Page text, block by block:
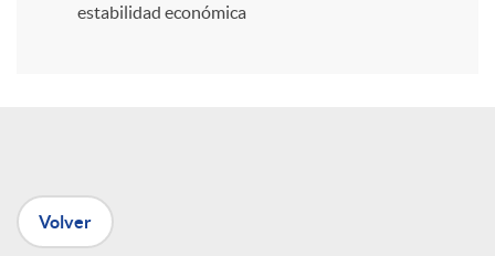
n
estabilidad económica
Volver